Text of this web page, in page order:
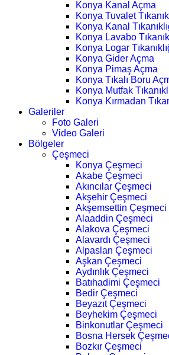
Konya Kanal Açma
Konya Tuvalet
Konya Kanal
Konya Lavabo
Konya Logar
Konya Gider Açma
Konya Pimaş Açma
Konya Tıkalı Boru
Konya Mutfak
Konya Kırmadan
Galeriler
Foto Galeri
Video Galeri
Bölgeler
Çeşmeci
Konya Çeşmeci
Akabe Çeşmeci
Akıncılar Çeşmeci
Akşehir Çeşmeci
Akşemsettin Çeşmeci
Alaaddin Çeşmeci
Alakova Çeşmeci
Alavardı Çeşmeci
Alpaslan Çeşmeci
Aşkan Çeşmeci
Aydınlık Çeşmeci
Batıhadimi Çeşmeci
Bedir Çeşmeci
Beyazıt Çeşmeci
Beyhekim Çeşmeci
Binkonutlar Çeşmeci
Bosna Hersek
Bozkır Çeşmeci